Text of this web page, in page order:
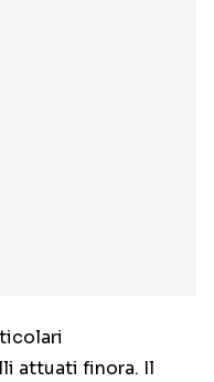
attuati finora. Il